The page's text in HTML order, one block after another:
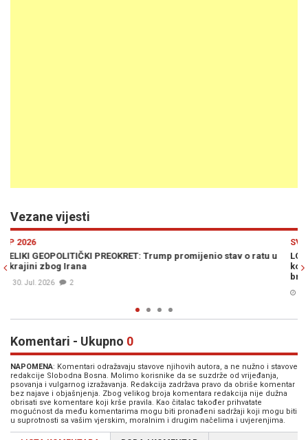
Vezane vijesti
ratu u
LOŠE VIJESTI ZA KREMLJ: Moskva je gotovo potpuno izgubila
kontrolu nad Trumpovom slikom rata. Rusiji se sprema novi
Komentari - Ukupno 0
NAPOMENA: Komentari odražavaju stavove njihovih autora, a ne nužno i stavove
redakcije Slobodna Bosna. Molimo korisnike da se suzdrže od vrijeđanja,
psovanja i vulgarnog izražavanja. Redakcija zadržava pravo da obriše komentar
bez najave i objašnjenja. Zbog velikog broja komentara redakcija nije dužna
obrisati sve komentare koji krše pravila. Kao čitalac također prihvatate
mogućnost da među komentarima mogu biti pronađeni sadržaji koji mogu biti
u suprotnosti sa vašim vjerskim, moralnim i drugim načelima i uvjerenjima.